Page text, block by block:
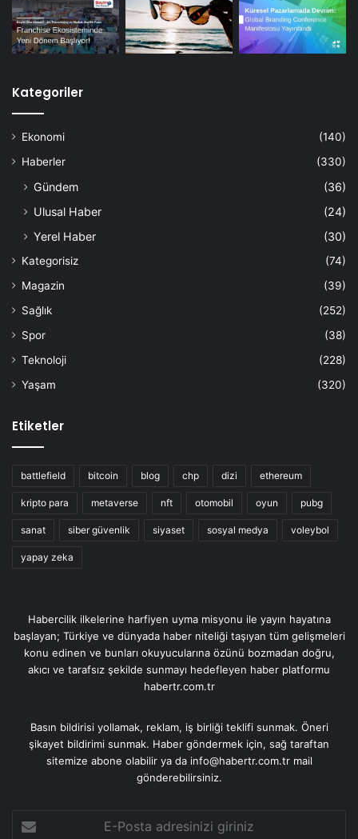
Kategoriler
Ekonomi
(140)
Haberler
(330)
Gündem
(36)
Ulusal Haber
(24)
Yerel Haber
(30)
Kategorisiz
(74)
Magazin
(39)
Sağlık
(252)
Spor
(38)
Teknoloji
(228)
Yaşam
(320)
Etiketler
battlefield bitcoin blog chp dizi ethereum
kripto para metaverse nft otomobil oyun pubg
sanat siber güvenlik siyaset sosyal medya voleybol
yapay zeka
Habercilik ilkelerine harfiyen uyma misyonu ile yayın hayatına
başlayan; Türkiye ve dünyada haber niteliği taşıyan tüm gelişmeleri
konu edinen ve bunları okuyucularına özünü bozmadan doğru,
akıcı ve tarafsız şekilde sunmayı hedefleyen haber platformu
habertr.com.tr
Basın bildirisi yollamak, reklam, iş birliği teklifi sunmak. Öneri
şikayet bildirimi sunmak. Haber göndermek için, sağ taraftan
sitemize abone olabilir ya da info@habertr.com.tr mail
gönderebilirsiniz.
Posta